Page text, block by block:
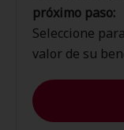
próximo paso:
Seleccione
valor de su